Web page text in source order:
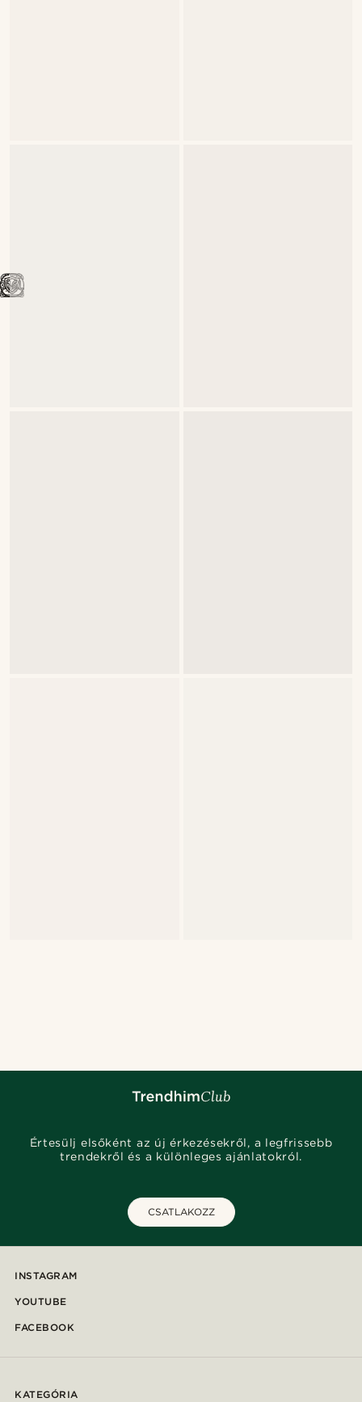
Értesülj elsőként az új érkezésekről, a legfrissebb
trendekről és a különleges ajánlatokról.
CSATLAKOZZ
INSTAGRAM
YOUTUBE
FACEBOOK
KATEGÓRIA